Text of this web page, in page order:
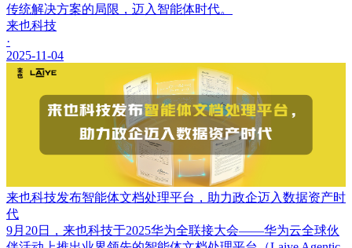
传统解决方案的局限，迈入智能体时代。
来也科技
·
2025-11-04
来也科技发布智能体文档处理平台，助力政企迈入数据资产时
代
9月20日，来也科技于2025华为全联接大会——华为云全球伙